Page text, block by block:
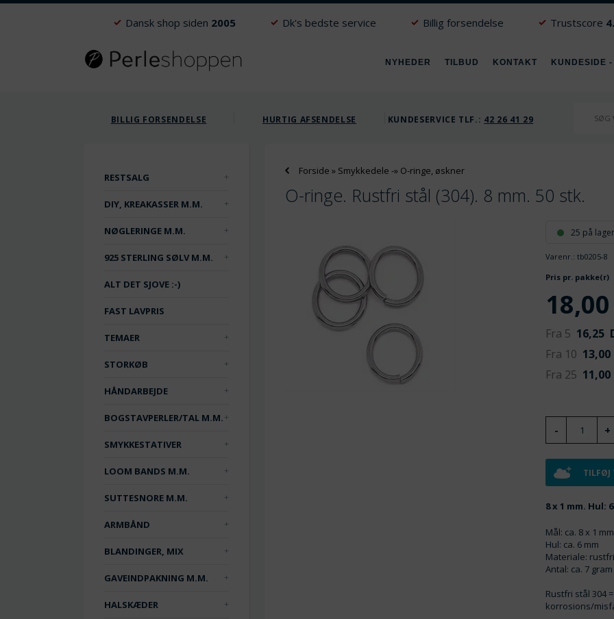
Dansk shop siden 2005 Dk's bedste service Billig forsendelse Trustscore
NYHEDER TILBUD KONTAKT KUNDESIDE
BILLIG FORSENDELSE HURTIG AFSENDELSE KUNDESERVICE TLF.: 42 26 41 29
RESTSALG
DIY, KREAKASSER M.M.
NØGLERINGE M.M.
925 STERLING SØLV M.M.
ALT DET SJOVE :-)
FAST LAVPRIS
TEMAER
STORKØB
HÅNDARBEJDE
BOGSTAVPERLER/TAL M.M.
SMYKKESTATIVER
LOOM BANDS M.M.
SUTTESNORE M.M.
ARMBÅND
BLANDINGER, MIX
GAVEINDPAKNING M.M.
HALSKÆDER
Forside » Smykkedele -» O-ringe, øskner
O-ringe. Rustfri stål (304). 8 mm. 50 stk.
25 på lager
Varenr.:tb0205-8
Pris pr. pakke(r)
18,00
Fra 5 16,25
Fra 10 13,00
Fra 25 11,00
TILFØJ
8 x 1 mm. Hul:
Mål: ca. 8 x 1 mm
Hul: ca. 6 mm
Materiale:
Antal: ca. 7
Rustfri stål 304
korrosions/